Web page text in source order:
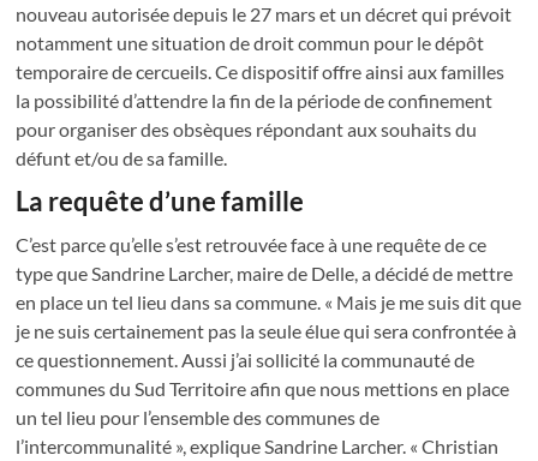
nouveau autorisée depuis le 27 mars et un décret qui prévoit
notamment une situation de droit commun pour le dépôt
temporaire de cercueils. Ce dispositif offre ainsi aux familles
la possibilité d’attendre la fin de la période de confinement
pour organiser des obsèques répondant aux souhaits du
défunt et/ou de sa famille.
La requête d’une famille
C’est parce qu’elle s’est retrouvée face à une requête de ce
type que Sandrine Larcher, maire de Delle, a décidé de mettre
en place un tel lieu dans sa commune. « Mais je me suis dit que
je ne suis certainement pas la seule élue qui sera confrontée à
ce questionnement. Aussi j’ai sollicité la communauté de
communes du Sud Territoire afin que nous mettions en place
un tel lieu pour l’ensemble des communes de
l’intercommunalité », explique Sandrine Larcher. « Christian